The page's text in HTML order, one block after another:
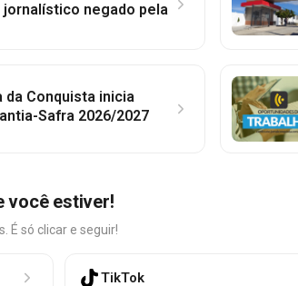
negado pela
Conquista inicia
Safra 2026/2027
você estiver!
É só clicar e seguir!
TikTok